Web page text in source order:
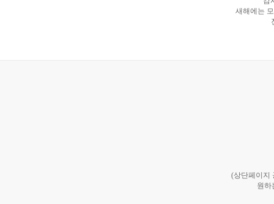
새해에는
(상단페이지
원하